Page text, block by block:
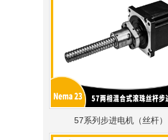
57系列步进电机（丝杆）